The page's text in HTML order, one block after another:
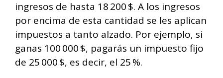
ingresos de hasta 18 200 $. A los ingresos
por encima de esta cantidad se les aplican
impuestos a tanto alzado. Por ejemplo, si
ganas 100 000 $, pagarás un impuesto fijo
de 25 000 $, es decir, el 25 %.